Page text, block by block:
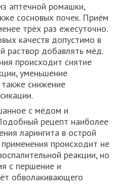
аптечной ромашки,
сосновых почек. Приём
трёх раз ежесуточно.
качеств допустимо в
раствор добавлять мёд.
происходит снятие
уменьшение
снижение
с мёдом и
рецепт наиболее
ларингита в острой
происходит не
реакции, но
с першение и
обволакивающего